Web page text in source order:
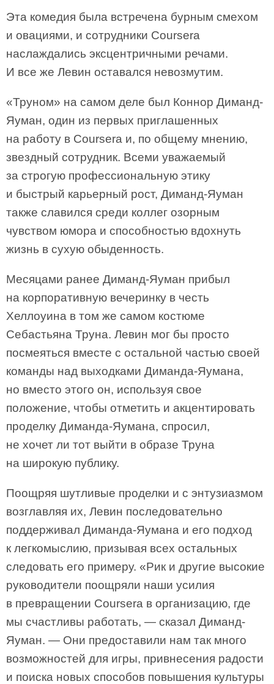
Эта комедия была встречена бурным смехом
и овациями, и сотрудники Coursera
наслаждались эксцентричными речами.
И все же Левин оставался невозмутим.
«Труном» на самом деле был Коннор Диманд-
Яуман, один из первых приглашенных
на работу в Coursera и, по общему мнению,
звездный сотрудник. Всеми уважаемый
за строгую профессиональную этику
и быстрый карьерный рост, Диманд-Яуман
также славился среди коллег озорным
чувством юмора и способностью вдохнуть
жизнь в сухую обыденность.
Месяцами ранее Диманд-Яуман прибыл
на корпоративную вечеринку в честь
Хеллоуина в том же самом костюме
Себастьяна Труна. Левин мог бы просто
посмеяться вместе с остальной частью своей
команды над выходками Диманда-Яумана,
но вместо этого он, используя свое
положение, чтобы отметить и акцентировать
проделку Диманда-Яумана, спросил,
не хочет ли тот выйти в образе Труна
на широкую публику.
Поощряя шутливые проделки и с энтузиазмом
возглавляя их, Левин последовательно
поддерживал Диманда-Яумана и его подход
к легкомыслию, призывая всех остальных
следовать его примеру. «Рик и другие высокие
руководители поощряли наши усилия
в превращении Coursera в организацию, где
мы счастливы работать, — сказал Диманд-
Яуман. — Они предоставили нам так много
возможностей для игры, привнесения радости
и поиска новых способов повышения культуры